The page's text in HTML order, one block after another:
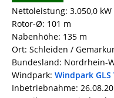
Nettoleistung: 3.050,0 kW
Rotor-Ø: 101 m
Nabenhöhe: 135 m
Ort: Schleiden /
Bundesland: Nordrhein-
Windpark: Windpark
Inbetriebnahme: